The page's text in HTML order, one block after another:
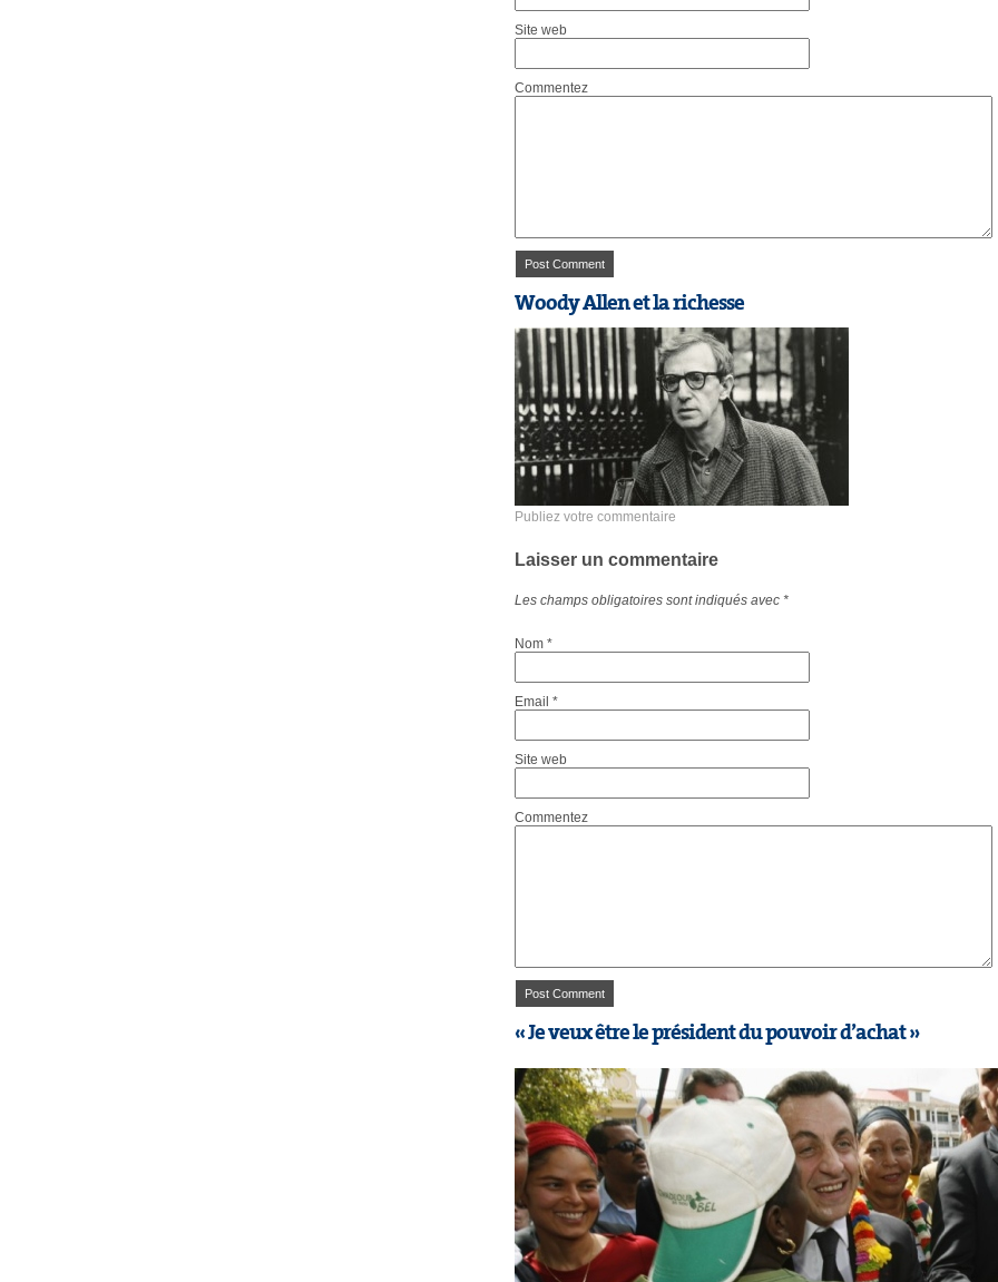
Site web
Commentez
Woody Allen et la richesse
Publiez votre commentaire
Laisser un commentaire
Les champs obligatoires sont indiqués avec *
Nom *
Email *
Site web
Commentez
« Je veux être le président du pouvoir d’achat »